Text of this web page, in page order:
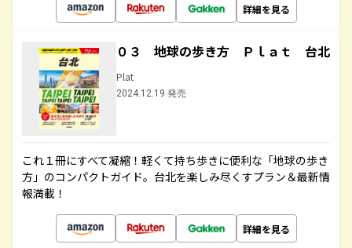
詳細を見る
０３ 地球の歩き方 Ｐｌａｔ 台北
Plat
2024.12.19 発売
これ１冊にすべて凝縮！軽くて持ち歩きに便利な「地球の歩き
方」のコンパクトガイド。台北を楽しみ尽くすプラン＆最新情
報満載！
詳細を見る